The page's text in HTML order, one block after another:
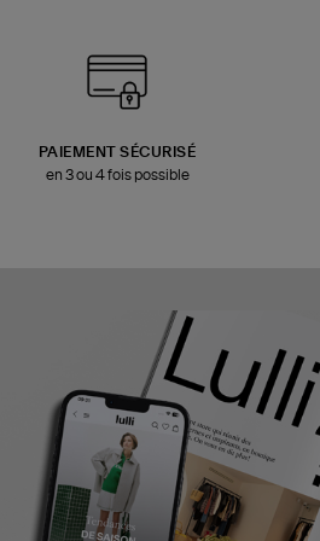
PAIEMENT SÉCURISÉ
en 3 ou 4 fois possible